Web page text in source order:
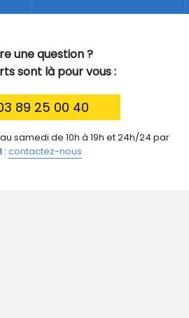
une question ?
sont là pour vous :
89 25 00 40
samedi de 10h à 19h et 24h/24 par
: contactez-nous